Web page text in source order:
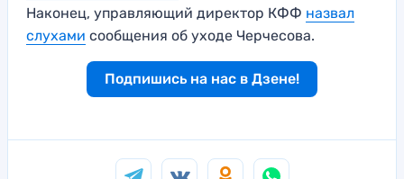
Наконец, управляющий директор КФФ назвал
слухами сообщения об уходе Черчесова.
Подпишись на нас в Дзене!